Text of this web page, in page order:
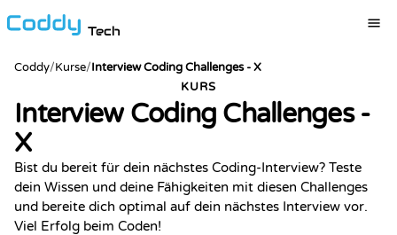
Tech
Coddy/Kurse/Interview Coding Challenges - X
KURS
Interview Coding Challenges -
X
Bist du bereit für dein nächstes Coding-Interview? Teste
dein Wissen und deine Fähigkeiten mit diesen Challenges
und bereite dich optimal auf dein nächstes Interview vor.
Viel Erfolg beim Coden!